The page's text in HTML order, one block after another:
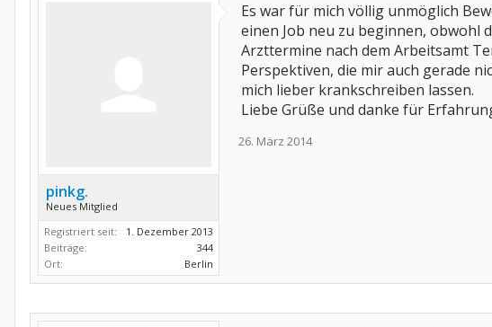
pinkg.
Neues Mitglied
Registriert seit:
1. Dezember 2013
Beiträge:
344
Ort:
Berlin
Es war für mich völlig unmöglich
einen Job neu zu beginnen, obwohl
Arzttermine nach dem Arbeitsamt
Perspektiven, die mir auch gerade
mich lieber krankschreiben lassen.
Liebe Grüße und danke für
26. März 2014